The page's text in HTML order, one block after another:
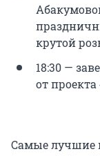
крутой
18:30 —
от
Самые лучшие